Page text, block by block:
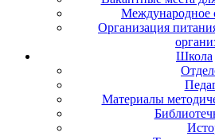
Международное
Организация
Школа
Материалы